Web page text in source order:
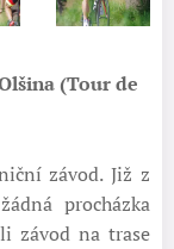
(Tour de
závod. Již z
procházka
závod na trase